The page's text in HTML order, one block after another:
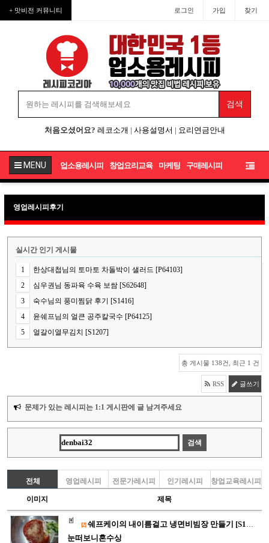
+ 맛비전 커뮤니티 로그인 가입 찾기
처음오셨어요? 레코소개 | 사용설명서 | 요리연금안내
MENU 업소용레시피 창업요리교육 마케팅 구매레시피
영업레시피후기
실시간 인기 게시물
1
한상대첩님의 토마토 차돌박이 샐러드 [P64103]
2
심우권님 동파육 수육 보쌈 [S62648]
3
숙수님의 풍미찜닭 후기 [S1416]
4
윤쉐프님의 얼큰 공주칼국수 [P64125]
5
얼갈이열무김치 [S1207]
총 게시물 138건, 최근 1 건
RSS 글쓰기
문제가 있는 레시피는 1:1 게시판에 글 남겨주세요
전체 영업레시피 전문가레시피 인기레시피 창업교육레시피
이미지 제목
[2] 쉐프케이의 내이름걸고 냉면비빔장 만들기 [S17240]
눈떠보니혼수상태